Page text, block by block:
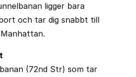
ligger bara
och tar dig snabbt till
(72nd Str) som tar